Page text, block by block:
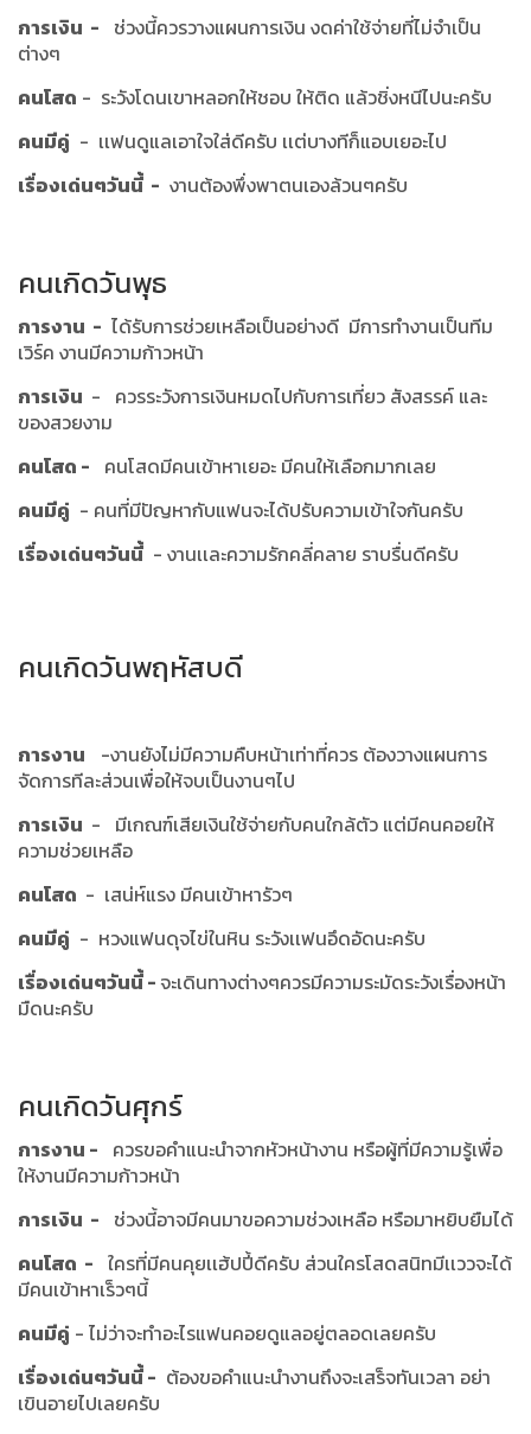
การเงิน - ช่วงนี้ควรวางแผนการเงิน งดค่าใช้จ่ายที่ไม่จำเป็น
ต่างๆ
คนโสด - ระวังโดนเขาหลอกให้ชอบ ให้ติด แล้วชิ่งหนีไปนะครับ
คนมีคู่ - เเฟนดูแลเอาใจใส่ดีครับ เเต่บางทีก็แอบเยอะไป
เรื่องเด่นๆวันนี้ - งานต้องพึ่งพาตนเองล้วนๆครับ
คนเกิดวันพุธ
การงาน - ได้รับการช่วยเหลือเป็นอย่างดี มีการทำงานเป็นทีม
เวิร์ค งานมีความก้าวหน้า
การเงิน - ควรระวังการเงินหมดไปกับการเที่ยว สังสรรค์ และ
ของสวยงาม
คนโสด - คนโสดมีคนเข้าหาเยอะ มีคนให้เลือกมากเลย
คนมีคู่ - คนที่มีปัญหากับแฟนจะได้ปรับความเข้าใจกันครับ
เรื่องเด่นๆวันนี้ - งานเเละความรักคลี่คลาย ราบรื่นดีครับ
คนเกิดวันพฤหัสบดี
การงาน
-งานยังไม่มีความคืบหน้าเท่าที่ควร ต้องวางแผนการ
จัดการทีละส่วนเพื่อให้จบเป็นงานๆไป
การเงิน - มีเกณฑ์เสียเงินใช้จ่ายกับคนใกล้ตัว แต่มีคนคอยให้
ความช่วยเหลือ
คนโสด - เสน่ห์แรง มีคนเข้าหารัวๆ
คนมีคู่ - หวงแฟนดุจไข่ในหิน ระวังเเฟนอึดอัดนะครับ
เรื่องเด่นๆวันนี้ -จะเดินทางต่างๆควรมีความระมัดระวังเรื่องหน้า
มืดนะครับ
คนเกิดวันศุกร์
การงาน - ควรขอคำแนะนำจากหัวหน้างาน หรือผู้ที่มีความรู้เพื่อ
ให้งานมีความก้าวหน้า
การเงิน - ช่วงนี้อาจมีคนมาขอความช่วงเหลือ หรือมาหยิบยืมได้
คนโสด - ใครที่มีคนคุยเเฮ้ปปี้ดีครับ ส่วนใครโสดสนิทมีเเววจะได้
มีคนเข้าหาเร็วๆนี้
คนมีคู่ - ไม่ว่าจะทำอะไรแฟนคอยดูแลอยู่ตลอดเลยครับ
เรื่องเด่นๆวันนี้ - ต้องขอคำแนะนำงานถึงจะเสร็จทันเวลา อย่า
เขินอายไปเลยครับ